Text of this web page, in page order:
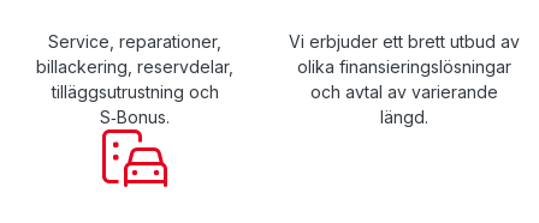
Service, reparationer,
billackering, reservdelar,
tilläggsutrustning och
S‑Bonus.
Vi erbjuder ett brett utbud av
olika finansieringslösningar
och avtal av varierande
längd.